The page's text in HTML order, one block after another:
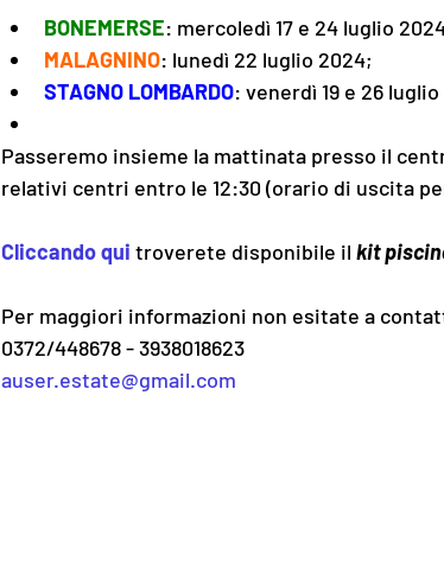
BONEMERSE: mercoledì 17 e 24 luglio
MALAGNINO: lunedì 22 luglio 2024;
STAGNO LOMBARDO: venerdì 19 e 26
Passeremo insieme la mattinata presso il
relativi centri entro le 12:30 (orario di uscita
Cliccando qui troverete disponibile il kit
Per maggiori informazioni non esitate a
0372/448678 - 3938018623
auser.estate@gmail.com